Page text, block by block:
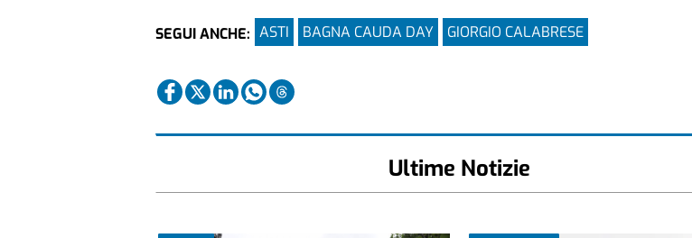
SEGUI ANCHE: ASTI BAGNA CAUDA DAY GIORGIO CALABRESE
Ultime Notizie